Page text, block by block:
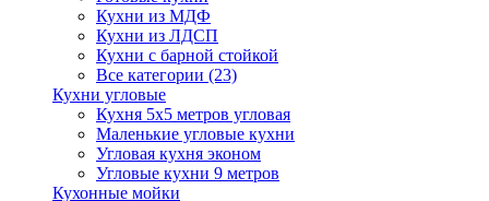
Кухни из МДФ
Кухни из ЛДСП
Кухни с барной стойкой
Все категории (23)
Кухни угловые
Кухня 5х5 метров угловая
Маленькие угловые кухни
Угловая кухня эконом
Угловые кухни 9 метров
Кухонные мойки